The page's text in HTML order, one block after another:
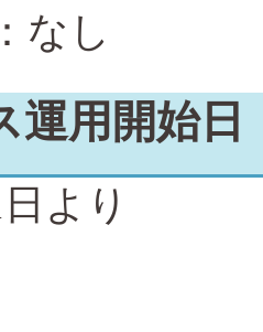
なし
運用開始日
日より